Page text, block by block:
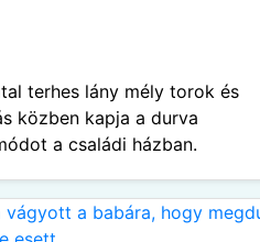
terhes lány mély torok és
közben kapja a durva
a családi házban.